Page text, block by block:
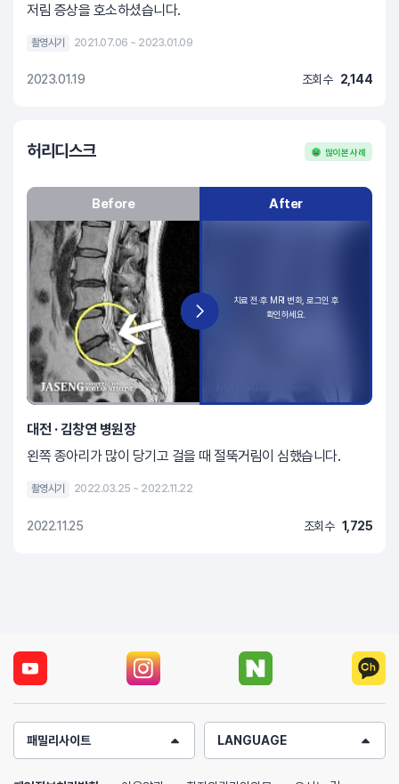
저림 증상을 호소하셨습니다.
촬영시기 2021.07.06 ~ 2023.01.09
2023.01.19 조회수 2,144
허리디스크 많이 본 사례
Before After
대전 · 김창연 병원장
왼쪽 종아리가 많이 당기고 걸을 때 절뚝거림이 심했습니다.
촬영시기 2022.03.25 ~ 2022.11.22
2022.11.25 조회수 1,725
패밀리사이트 LANGUAGE